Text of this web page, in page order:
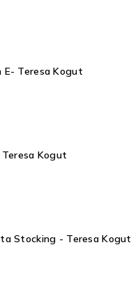
E- Teresa Kogut
Kogut
Stocking - Teresa Kogut